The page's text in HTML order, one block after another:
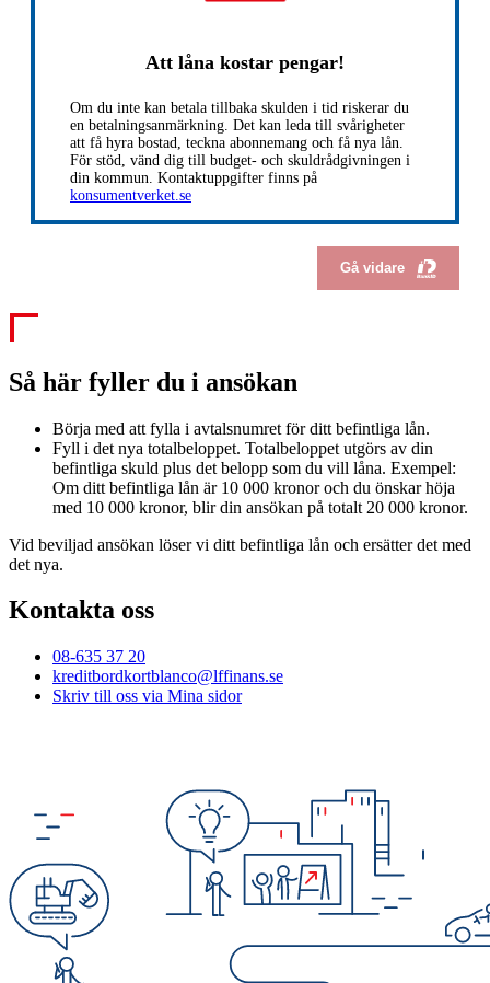
Att låna kostar pengar!
Om du inte kan betala tillbaka skulden i tid riskerar du
en betalningsanmärkning. Det kan leda till svårigheter
att få hyra bostad, teckna abonnemang och få nya lån.
För stöd, vänd dig till budget- och skuldrådgivningen i
din kommun. Kontaktuppgifter finns på
konsumentverket.se
Gå vidare
Så här fyller du i ansökan
Börja med att fylla i avtalsnumret för ditt befintliga lån.
Fyll i det nya totalbeloppet. Totalbeloppet utgörs av din
befintliga skuld plus det belopp som du vill låna. Exempel:
Om ditt befintliga lån är 10 ⁠000 kronor och du önskar höja
med 10 ⁠000 kronor, blir din ansökan på totalt 20 ⁠000 kronor.
Vid beviljad ansökan löser vi ditt befintliga lån och ersätter det med
det nya.
Kontakta oss
08-635 37 20
kreditbordkortblanco@lffinans.se
Skriv till oss via Mina sidor